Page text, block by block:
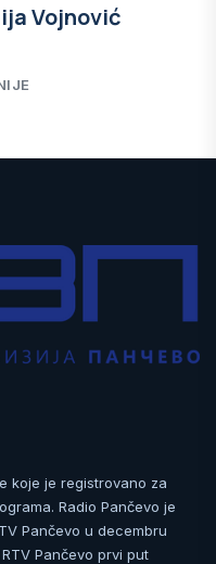
Vojnović
koje je registrovano za
Radio Pančevo je
Pančevo u decembru
Pančevo prvi put